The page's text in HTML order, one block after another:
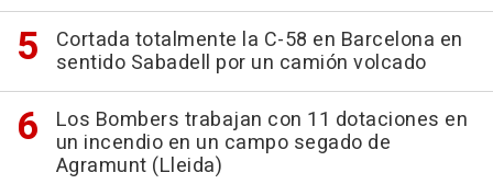
Cortada totalmente la C-58 en Barcelona en
sentido Sabadell por un camión volcado
Los Bombers trabajan con 11 dotaciones en
un incendio en un campo segado de
Agramunt (Lleida)